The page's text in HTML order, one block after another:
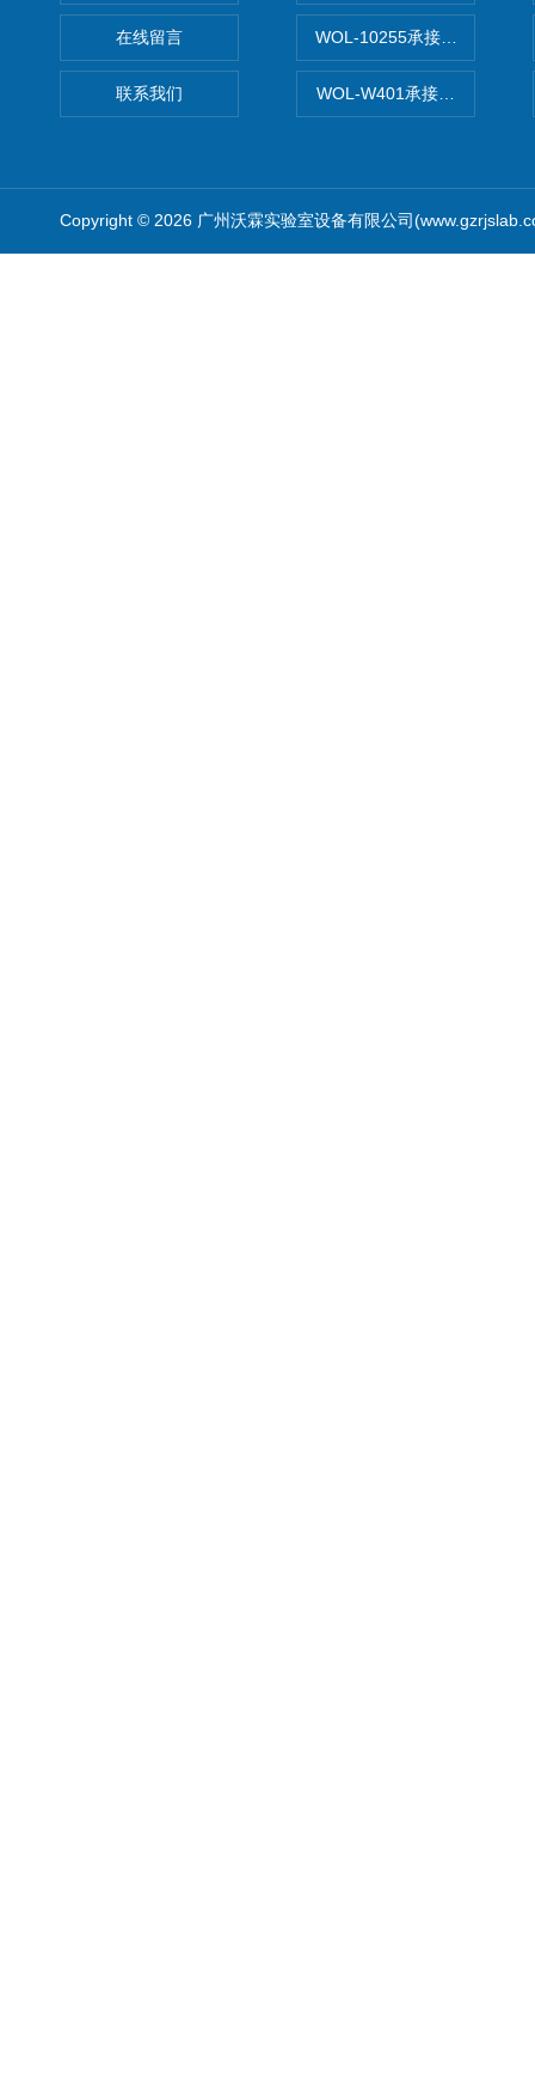
在线留言
联系我们
WOL-10255承接清远电子
WOL-W401承接食品QS认
Copyright © 2026 广州沃霖实验室设备有限公司